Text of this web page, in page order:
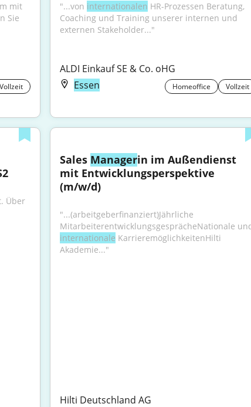
mit
Sie
Vollzeit
"...von internationalen HR-Prozessen Beratung,
Coaching und Training unserer internen und
externen Stakeholder..."
ALDI Einkauf SE & Co. oHG
Essen
Homeoffice Vollzeit
Über
Sales Managerin im Außendienst
mit Entwicklungsperspektive
(m/w/d)
"...(arbeitgeberfinanziert)Jährliche
internationale KarrieremöglichkeitenHilti
Akademie..."
Hilti Deutschland AG